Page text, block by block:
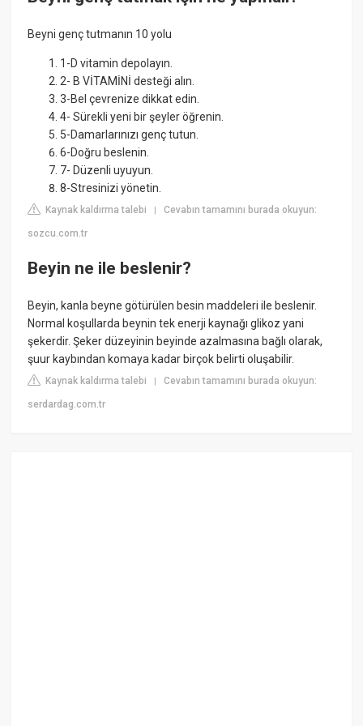
Beyni genç tutmanın 10 yolu
1-D vitamin depolayın.
2- B VİTAMİNİ desteği alın.
3-Bel çevrenize dikkat edin.
4- Sürekli yeni bir şeyler öğrenin.
5-Damarlarınızı genç tutun.
6-Doğru beslenin.
7- Düzenli uyuyun.
8-Stresinizi yönetin.
Kaynak kaldırma talebi |Cevabın tamamını burada okuyun:
sozcu.com.tr
Beyin ne ile beslenir?
Beyin, kanla beyne götürülen besin maddeleri ile beslenir.
Normal koşullarda beynin tek enerji kaynağı glikoz yani
şekerdir. Şeker düzeyinin beyinde azalmasına bağlı olarak,
şuur kaybından komaya kadar birçok belirti oluşabilir.
Kaynak kaldırma talebi |Cevabın tamamını burada okuyun:
serdardag.com.tr